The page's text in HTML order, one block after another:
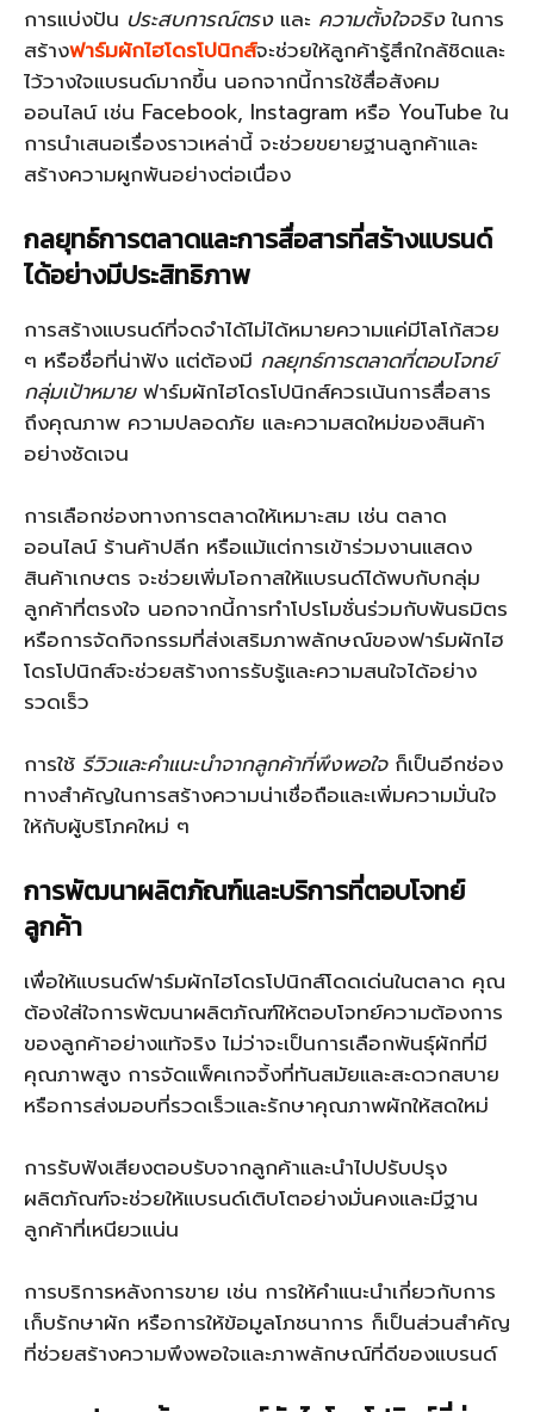
การแบ่งปัน ประสบการณ์ตรงและ ความตั้งใจจริงในการ
สร้างฟาร์มผักไฮโดรโปนิกส์จะช่วยให้ลูกค้ารู้สึกใกล้ชิดและ
ไว้วางใจแบรนด์มากขึ้น นอกจากนี้การใช้สื่อสังคม
ออนไลน์ เช่น Facebook, Instagram หรือ YouTube ใน
การนำเสนอเรื่องราวเหล่านี้ จะช่วยขยายฐานลูกค้าและ
สร้างความผูกพันอย่างต่อเนื่อง
กลยุทธ์การตลาดและการสื่อสารที่สร้างแบรนด์
ได้อย่างมีประสิทธิภาพ
การสร้างแบรนด์ที่จดจำได้ไม่ได้หมายความแค่มีโลโก้สวย
ๆ หรือชื่อที่น่าฟัง แต่ต้องมี กลยุทธ์การตลาดที่ตอบโจทย์
กลุ่มเป้าหมายฟาร์มผักไฮโดรโปนิกส์ควรเน้นการสื่อสาร
ถึงคุณภาพ ความปลอดภัย และความสดใหม่ของสินค้า
อย่างชัดเจน
การเลือกช่องทางการตลาดให้เหมาะสม เช่น ตลาด
ออนไลน์ ร้านค้าปลีก หรือแม้แต่การเข้าร่วมงานแสดง
สินค้าเกษตร จะช่วยเพิ่มโอกาสให้แบรนด์ได้พบกับกลุ่ม
ลูกค้าที่ตรงใจ นอกจากนี้การทำโปรโมชั่นร่วมกับพันธมิตร
หรือการจัดกิจกรรมที่ส่งเสริมภาพลักษณ์ของฟาร์มผักไฮ
โดรโปนิกส์จะช่วยสร้างการรับรู้และความสนใจได้อย่าง
รวดเร็ว
การใช้ รีวิวและคำแนะนำจากลูกค้าที่พึงพอใจก็เป็นอีกช่อง
ทางสำคัญในการสร้างความน่าเชื่อถือและเพิ่มความมั่นใจ
ให้กับผู้บริโภคใหม่ ๆ
การพัฒนาผลิตภัณฑ์และบริการที่ตอบโจทย์
ลูกค้า
เพื่อให้แบรนด์ฟาร์มผักไฮโดรโปนิกส์โดดเด่นในตลาด คุณ
ต้องใส่ใจการพัฒนาผลิตภัณฑ์ให้ตอบโจทย์ความต้องการ
ของลูกค้าอย่างแท้จริง ไม่ว่าจะเป็นการเลือกพันธุ์ผักที่มี
คุณภาพสูง การจัดแพ็คเกจจิ้งที่ทันสมัยและสะดวกสบาย
หรือการส่งมอบที่รวดเร็วและรักษาคุณภาพผักให้สดใหม่
การรับฟังเสียงตอบรับจากลูกค้าและนำไปปรับปรุง
ผลิตภัณฑ์จะช่วยให้แบรนด์เติบโตอย่างมั่นคงและมีฐาน
ลูกค้าที่เหนียวแน่น
การบริการหลังการขาย เช่น การให้คำแนะนำเกี่ยวกับการ
เก็บรักษาผัก หรือการให้ข้อมูลโภชนาการ ก็เป็นส่วนสำคัญ
ที่ช่วยสร้างความพึงพอใจและภาพลักษณ์ที่ดีของแบรนด์